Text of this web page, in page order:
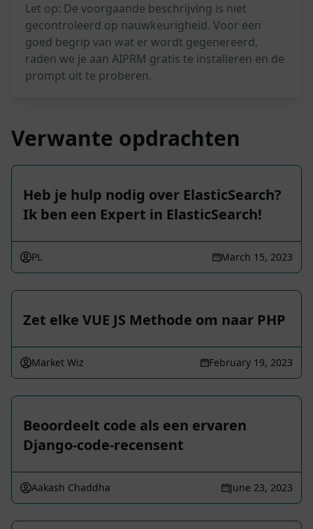
Let op: De voorgaande beschrijving is niet
gecontroleerd op nauwkeurigheid. Voor een
goed begrip van wat er wordt gegenereerd,
raden we je aan AIPRM gratis te installeren en de
prompt uit te proberen.
Verwante opdrachten
Heb je hulp nodig over ElasticSearch?
Ik ben een Expert in ElasticSearch!
PL March 15, 2023
Zet elke VUE JS Methode om naar PHP
Market Wiz February 19, 2023
Beoordeelt code als een ervaren
Django-code-recensent
Aakash Chaddha June 23, 2023